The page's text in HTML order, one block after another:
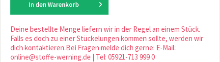
In den Warenkorb
Deine bestellte Menge liefern wir in der Regel an einem Stück.
Falls es doch zu einer Stückelungen kommen sollte, werden wir
dich kontaktieren.Bei Fragen melde dich gerne: E-Mail:
online@stoffe-werning.de | Tel: 05921-713 999 0